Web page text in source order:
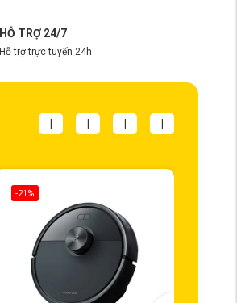
HỖ TRỢ 24/7
Hỗ trợ trực tuyến 24h
-21%